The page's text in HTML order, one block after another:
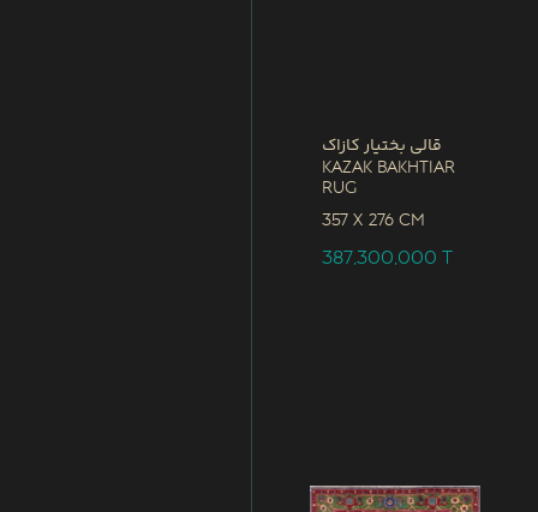
قالی بختیار کازاک
Kazak Bakhtiar
Rug
357 x 276 CM
387,300,000T